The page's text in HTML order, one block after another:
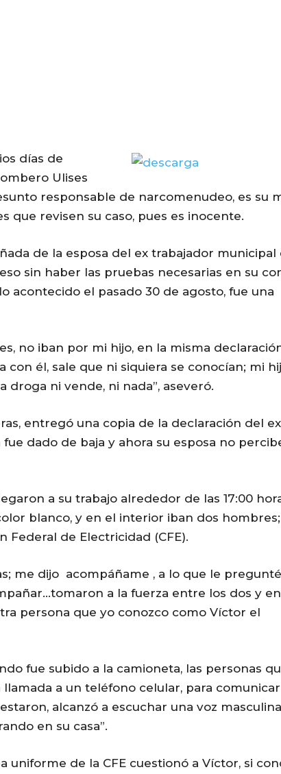
días de
Ulises
responsable de narcomenudeo, es su
que revisen su caso, pues es inocente.
de la esposa del ex trabajador municipal
sin haber las pruebas necesarias en su
acontecido el pasado 30 de agosto, fue una
no iban por mi hijo, en la misma
con él, sale que ni siquiera se conocían; mi
droga ni vende, ni nada”, aseveró.
entregó una copia de la declaración del ex
dado de baja y ahora su esposa no
a su trabajo alrededor de las 17:00
blanco, y en el interior iban dos
Federal de Electricidad (CFE).
me dijo acompáñame , a lo que le
a la fuerza entre los dos y
persona que yo conozco como Víctor el
fue subido a la camioneta, las personas
a un teléfono celular, para comunicar
alcanzó a escuchar una voz
en su casa”.
uniforme de la CFE cuestionó a Víctor, si